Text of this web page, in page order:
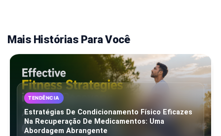
Mais Histórias Para Você
TENDÊNCIA
Estratégias De Condicionamento Físico Eficazes
Na Recuperação De Medicamentos: Uma
Abordagem Abrangente